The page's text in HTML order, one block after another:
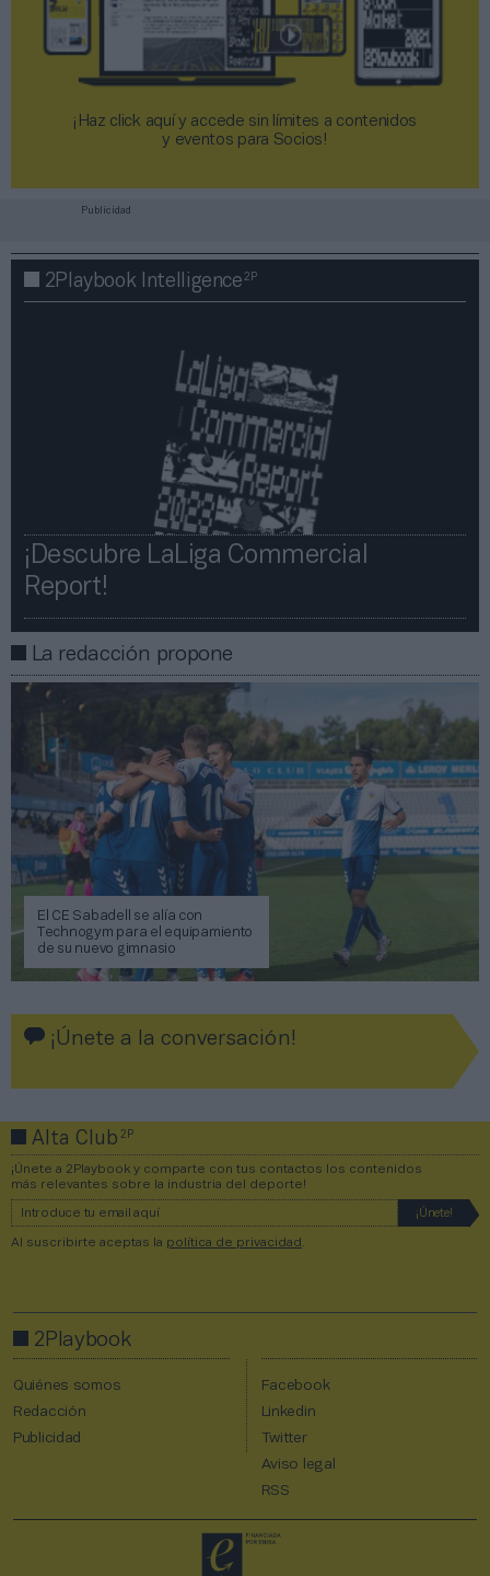
¡Haz click aquí y accede sin límites a contenidos
y eventos para Socios!​​​​​​​
Publicidad
2Playbook Intelligence2P
¡Descubre LaLiga Commercial
Report!​​
La redacción propone
El CE Sabadell se alía con
Technogym para el equipamiento
de su nuevo gimnasio
¡Únete a la conversación!
Alta Club2P
¡Únete a 2Playbook y comparte con tus contactos los contenidos
más relevantes sobre la industria del deporte!
Al suscribirte aceptas la política de privacidad
2Playbook
Quiénes somos
Redacción
Publicidad
Facebook
Linkedin
Twitter
Aviso legal
RSS